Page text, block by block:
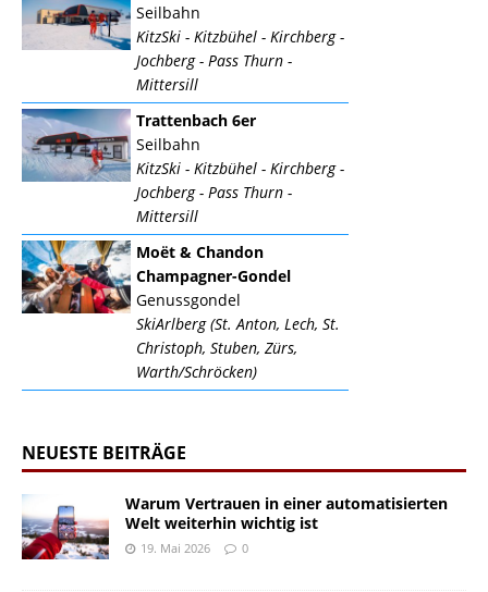
Seilbahn
KitzSki - Kitzbühel - Kirchberg -
Jochberg - Pass Thurn -
Mittersill
Trattenbach 6er
Seilbahn
KitzSki - Kitzbühel - Kirchberg -
Jochberg - Pass Thurn -
Mittersill
Moët & Chandon
Champagner-Gondel
Genussgondel
SkiArlberg (St. Anton, Lech, St.
Christoph, Stuben, Zürs,
Warth/Schröcken)
NEUESTE BEITRÄGE
Warum Vertrauen in einer automatisierten
Welt weiterhin wichtig ist
19. Mai 2026 0